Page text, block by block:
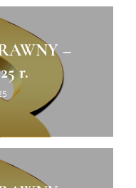
–
r.